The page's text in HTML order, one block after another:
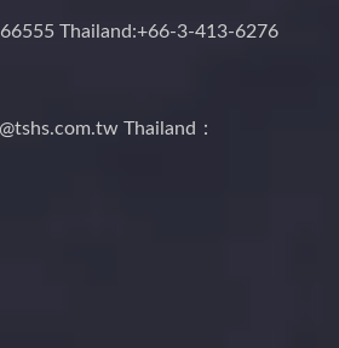
Thailand:+66-3-413-6276
Thailand：